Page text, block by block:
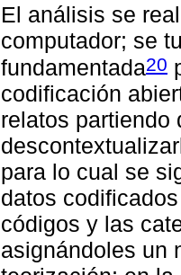
El análisis se
computador; se
fundamentada20
codificación
relatos partiendo
para lo cual se
datos
códigos y las
asignándoles un